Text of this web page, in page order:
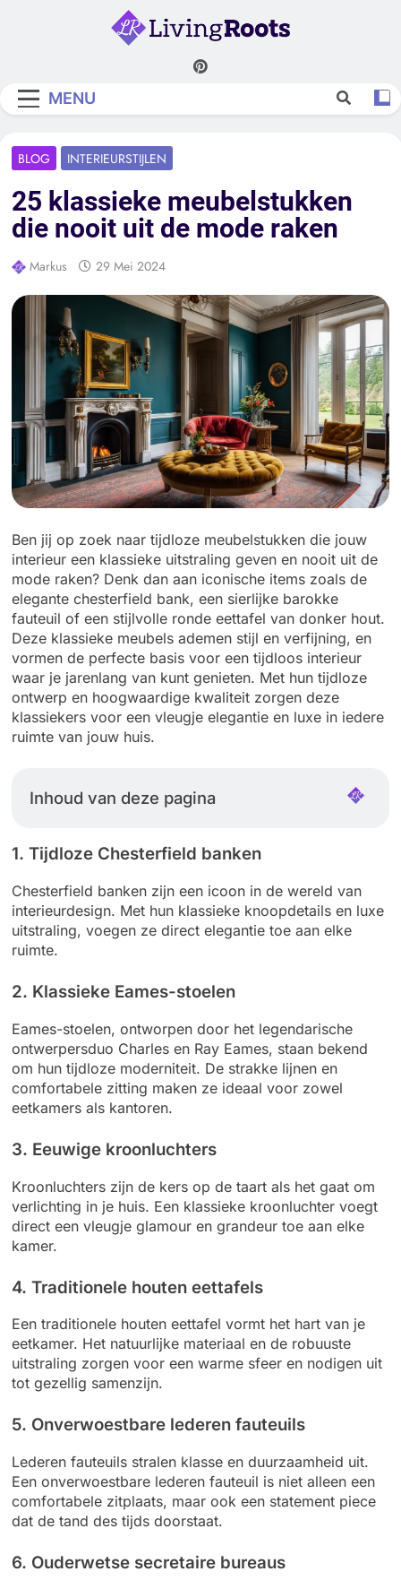
Living Roots
MENU
BLOG INTERIEURSTIJLEN
25 klassieke meubelstukken
die nooit uit de mode raken
Markus 29 Mei 2024
Ben jij op zoek naar tijdloze meubelstukken die jouw
interieur een klassieke uitstraling geven en nooit uit de
mode raken? Denk dan aan iconische items zoals de
elegante chesterfield bank, een sierlijke barokke
fauteuil of een stijlvolle ronde eettafel van donker hout.
Deze klassieke meubels ademen stijl en verfijning, en
vormen de perfecte basis voor een tijdloos interieur
waar je jarenlang van kunt genieten. Met hun tijdloze
ontwerp en hoogwaardige kwaliteit zorgen deze
klassiekers voor een vleugje elegantie en luxe in iedere
ruimte van jouw huis.
Inhoud van deze pagina
1. Tijdloze Chesterfield banken
Chesterfield banken zijn een icoon in de wereld van
interieurdesign. Met hun klassieke knoopdetails en luxe
uitstraling, voegen ze direct elegantie toe aan elke
ruimte.
2. Klassieke Eames-stoelen
Eames-stoelen, ontworpen door het legendarische
ontwerpersduo Charles en Ray Eames, staan bekend
om hun tijdloze moderniteit. De strakke lijnen en
comfortabele zitting maken ze ideaal voor zowel
eetkamers als kantoren.
3. Eeuwige kroonluchters
Kroonluchters zijn de kers op de taart als het gaat om
verlichting in je huis. Een klassieke kroonluchter voegt
direct een vleugje glamour en grandeur toe aan elke
kamer.
4. Traditionele houten eettafels
Een traditionele houten eettafel vormt het hart van je
eetkamer. Het natuurlijke materiaal en de robuuste
uitstraling zorgen voor een warme sfeer en nodigen uit
tot gezellig samenzijn.
5. Onverwoestbare lederen fauteuils
Lederen fauteuils stralen klasse en duurzaamheid uit.
Een onverwoestbare lederen fauteuil is niet alleen een
comfortabele zitplaats, maar ook een statement piece
dat de tand des tijds doorstaat.
6. Ouderwetse secretaire bureaus